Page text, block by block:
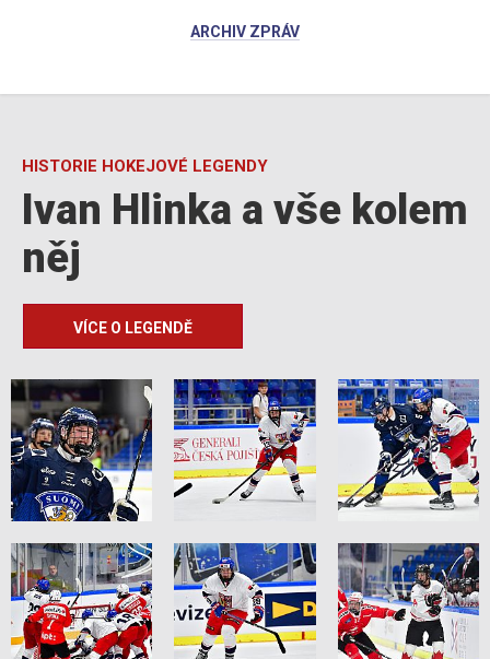
ARCHIV ZPRÁV
HISTORIE HOKEJOVÉ LEGENDY
Ivan Hlinka a vše kolem
něj
VÍCE O LEGENDĚ